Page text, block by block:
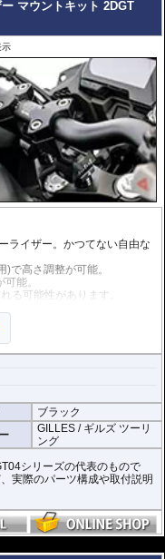
マウントキット 2DGT
示
ライザー。かつてない自由な
)で高さ調整が可能。
能。
る可能性があります。
を施した、見た目もにも美し
ブラック
GILLES / ギルズ ツーリ
ング
シリーズの代表のもので
実際のパーツ構成や取付説明